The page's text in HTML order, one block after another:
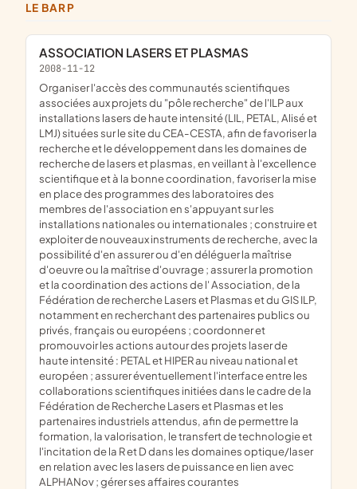
LE BARP
ASSOCIATION LASERS ET PLASMAS
2008-11-12
organiser l'accès des communautés scientifiques
associées aux projets du "pôle recherche" de l'ILP aux
installations lasers de haute intensité (LIL, PETAL, Alisé et
LMJ) situées sur le site du CEA-CESTA, afin de favoriser la
recherche et le développement dans les domaines de
recherche de lasers et plasmas, en veillant à l'excellence
scientifique et à la bonne coordination, favoriser la mise
en place des programmes des laboratoires des
membres de l'association en s'appuyant sur les
installations nationales ou internationales ; construire et
exploiter de nouveaux instruments de recherche, avec la
possibilité d'en assurer ou d'en déléguer la maîtrise
d'oeuvre ou la maîtrise d'ouvrage ; assurer la promotion
et la coordination des actions de l' Association, de la
Fédération de recherche Lasers et Plasmas et du GIS ILP,
notamment en recherchant des partenaires publics ou
privés, français ou européens ; coordonner et
promouvoir les actions autour des projets laser de
haute intensité : PETAL et HIPER au niveau national et
européen ; assurer éventuellement l'interface entre les
collaborations scientifiques initiées dans le cadre de la
Fédération de Recherche Lasers et Plasmas et les
partenaires industriels attendus, afin de permettre la
formation, la valorisation, le transfert de technologie et
l'incitation de la R et D dans les domaines optique/laser
en relation avec les lasers de puissance en lien avec
ALPHANov ; gérer ses affaires courantes